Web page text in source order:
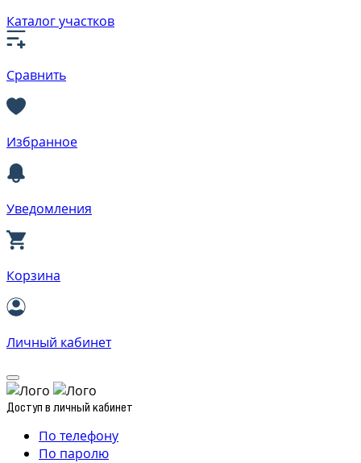
Каталог участков
Сравнить
Избранное
Уведомления
Корзина
Личный кабинет
Доступ в личный кабинет
По телефону
По паролю